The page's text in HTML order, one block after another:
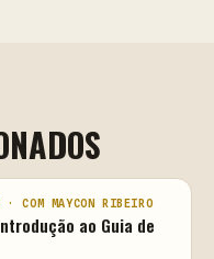
COM MAYCON RIBEIRO
ao Guia de